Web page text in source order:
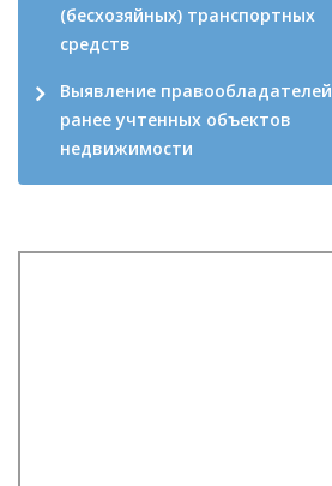
(бесхозяйных) транспортных
средств
Выявление правообладателей
ранее учтенных объектов
недвижимости